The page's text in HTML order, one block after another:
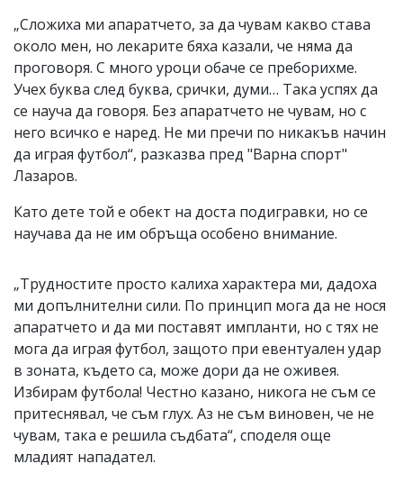
„Сложиха ми апаратчето, за да чувам какво става
около мен, но лекарите бяха казали, че няма да
проговоря. С много уроци обаче се преборихме.
Учех буква след буква, срички, думи… Така успях да
се науча да говоря. Без апаратчето не чувам, но с
него всичко е наред. Не ми пречи по никакъв начин
да играя футбол“, разказва пред "Варна спорт"
Лазаров.
Като дете той е обект на доста подигравки, но се
научава да не им обръща особено внимание.
„Трудностите просто калиха характера ми, дадоха
ми допълнителни сили. По принцип мога да не нося
апаратчето и да ми поставят импланти, но с тях не
мога да играя футбол, защото при евентуален удар
в зоната, където са, може дори да не оживея.
Избирам футбола! Честно казано, никога не съм се
притеснявал, че съм глух. Аз не съм виновен, че не
чувам, така е решила съдбата“, споделя още
младият нападател.